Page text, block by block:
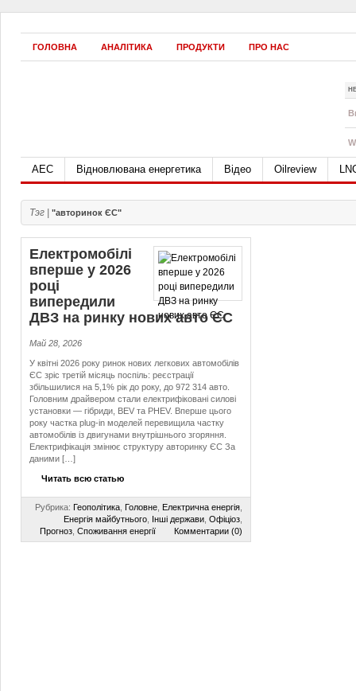
ГОЛОВНА АНАЛІТИКА ПРОДУКТИ ПРО НАС
АЕС Відновлювана енергетика Відео Oilreview
Тэг | "авторинок ЄС"
Електромобілі
вперше у 2026
році
випередили
ДВЗ на ринку нових авто ЄС
Май 28, 2026
У квітні 2026 року ринок нових легкових автомобілів
ЄС зріс третій місяць поспіль: реєстрації
збільшилися на 5,1% рік до року, до 972 314 авто.
Головним драйвером стали електрифіковані силові
установки — гібриди, BEV та PHEV. Вперше цього
року частка plug-in моделей перевищила частку
автомобілів із двигунами внутрішнього згоряння.
Електрифікація змінює структуру авторинку ЄС За
даними […]
Читать всю статью
Рубрика: Геополітика Головне Електрична енергія
Енергія майбутнього Інші держави Офіціоз
Прогноз Споживання енергії Комментарии (0)